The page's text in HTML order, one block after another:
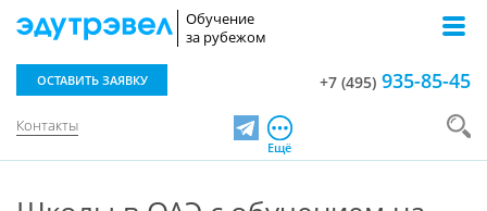
Обучение
за рубежом
Контакты
ОСТАВИТЬ ЗАЯВКУ +7 (495) 935-85-45
TelegramЕщё